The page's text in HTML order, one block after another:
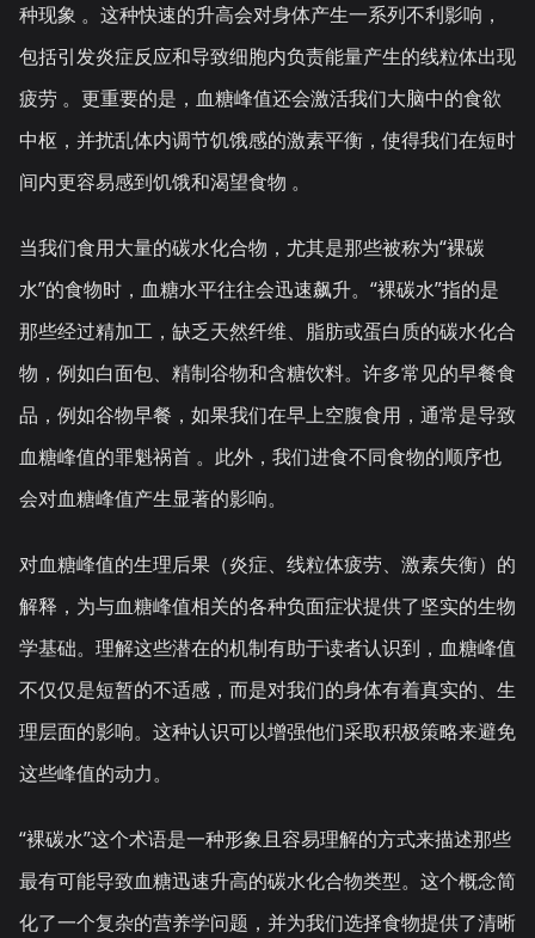
种现象 。这种快速的升高会对身体产生一系列不利影响，
包括引发炎症反应和导致细胞内负责能量产生的线粒体出现
疲劳 。更重要的是，血糖峰值还会激活我们大脑中的食欲
中枢，并扰乱体内调节饥饿感的激素平衡，使得我们在短时
间内更容易感到饥饿和渴望食物 。
当我们食用大量的碳水化合物，尤其是那些被称为“裸碳
水”的食物时，血糖水平往往会迅速飙升。“裸碳水”指的是
那些经过精加工，缺乏天然纤维、脂肪或蛋白质的碳水化合
物，例如白面包、精制谷物和含糖饮料。许多常见的早餐食
品，例如谷物早餐，如果我们在早上空腹食用，通常是导致
血糖峰值的罪魁祸首 。此外，我们进食不同食物的顺序也
会对血糖峰值产生显著的影响。
对血糖峰值的生理后果（炎症、线粒体疲劳、激素失衡）的
解释，为与血糖峰值相关的各种负面症状提供了坚实的生物
学基础。理解这些潜在的机制有助于读者认识到，血糖峰值
不仅仅是短暂的不适感，而是对我们的身体有着真实的、生
理层面的影响。这种认识可以增强他们采取积极策略来避免
这些峰值的动力。
“裸碳水”这个术语是一种形象且容易理解的方式来描述那些
最有可能导致血糖迅速升高的碳水化合物类型。这个概念简
化了一个复杂的营养学问题，并为我们选择食物提供了清晰